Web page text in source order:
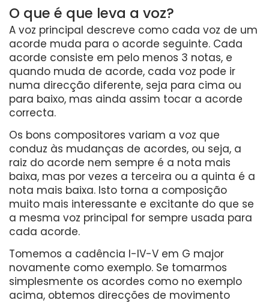
O que é que leva a voz?
A voz principal descreve como cada voz de um
acorde muda para o acorde seguinte. Cada
acorde consiste em pelo menos 3 notas, e
quando muda de acorde, cada voz pode ir
numa direcção diferente, seja para cima ou
para baixo, mas ainda assim tocar a acorde
correcta.
Os bons compositores variam a voz que
conduz às mudanças de acordes, ou seja, a
raiz do acorde nem sempre é a nota mais
baixa, mas por vezes a terceira ou a quinta é a
nota mais baixa. Isto torna a composição
muito mais interessante e excitante do que se
a mesma voz principal for sempre usada para
cada acorde.
Tomemos a cadência I-IV-V em G major
novamente como exemplo. Se tomarmos
simplesmente os acordes como no exemplo
acima, obtemos direcções de movimento